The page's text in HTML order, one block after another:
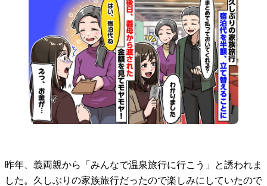
昨年、義両親から「みんなで温泉旅行に行こう」と誘われま
した。久しぶりの家族旅行だったので楽しみにしていたので